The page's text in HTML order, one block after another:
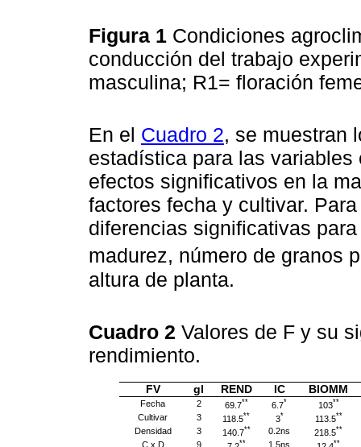
Figura 1 Condiciones
conducción del trabajo
masculina; R1= floración
En el Cuadro 2, se muestran
estadística para las
efectos significativos en la
factores fecha y cultivar.
diferencias significativas
madurez, número de granos
altura de planta.
Cuadro 2 Valores de F y su
rendimiento.
FV gl REND IC BIOMM
Fecha 2 69.7** 6.7* 103**
Cultivar 3 118.5** 3* 113.5**
Densidad 3 140.7** 0.2ns 218.5**
C x D 9 ** 1.5ns **